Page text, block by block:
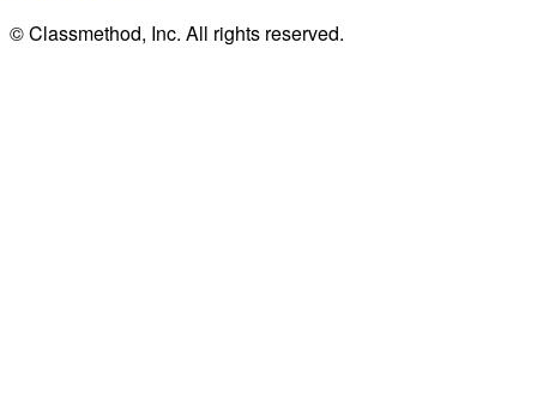
© Classmethod, Inc. All rights reserved.